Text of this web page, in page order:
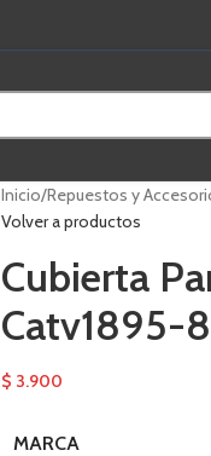
Inicio/Repuestos y
Volver a productos
Cubierta
Catv1895-8
$ 3.900
MARCA